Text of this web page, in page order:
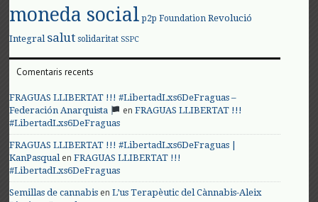
moneda social p2p Foundation Revolució
Integral salut solidaritat SSPC
Comentaris recents
FRAGUAS LLIBERTAT !!! #LibertadLxs6DeFraguas –
Federación Anarquista
enFRAGUAS LLIBERTAT !!!
#LibertadLxs6DeFraguas
FRAGUAS LLIBERTAT !!! #LibertadLxs6DeFraguas |
KanPasqualenFRAGUAS LLIBERTAT !!!
#LibertadLxs6DeFraguas
Semillas de cannabis enL’us Terapèutic del Cànnabis-Aleix